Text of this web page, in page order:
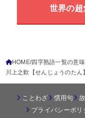
世界の
HOME 四字熟語一覧の意
川上之歎【せんじょうのたん
ことわざ 慣用句
プライバシーポリ